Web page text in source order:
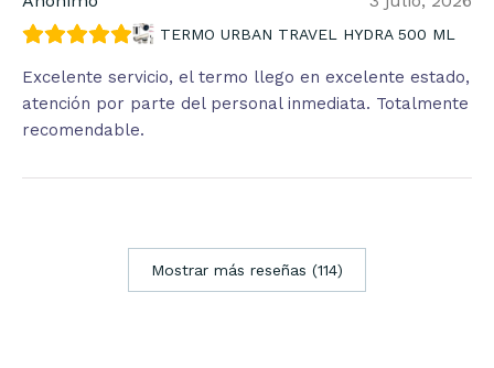
TERMO URBAN TRAVEL HYDRA 500 ML
Excelente servicio, el termo llego en excelente estado,
atención por parte del personal inmediata. Totalmente
recomendable.
Mostrar más reseñas (114)